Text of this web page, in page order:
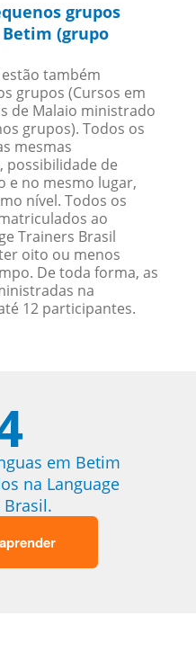
grupos
(grupo
também
grupos (Cursos em
de Malaio ministrado
grupos). Todos os
mesmas
possibilidade de
e no mesmo lugar,
nível. Todos os
ao
Trainers Brasil
oito ou menos
De toda forma, as
na
12 participantes.
em Betim
na Language